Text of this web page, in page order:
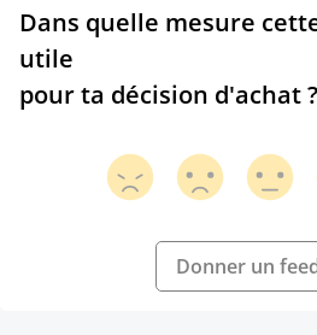
Dans quelle mesure
utile
pour ta décision d'achat ?
Donner un